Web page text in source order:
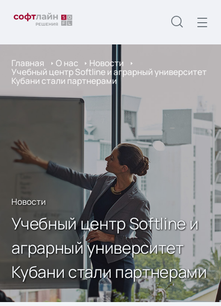
Главная О нас Новости
Учебный центр Softline и аграрный университет
Кубани стали партнерами
Новости
Учебный центр Softline и
аграрный университет
Кубани стали партнерами